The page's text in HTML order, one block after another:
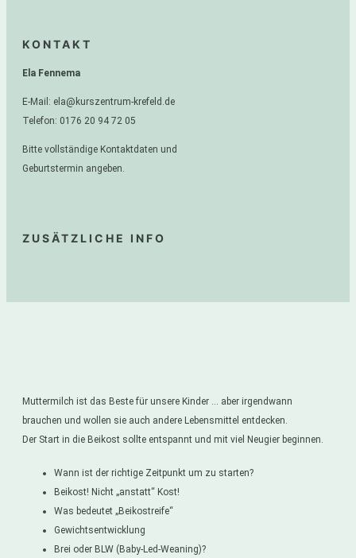
KONTAKT
Ela Fennema
E-Mail: ela@kurszentrum-krefeld.de
Telefon: 0176 20 94 72 05
Bitte vollständige Kontaktdaten und
Geburtstermin angeben.
ZUSÄTZLICHE INFO
Muttermilch ist das Beste für unsere Kinder … aber irgendwann
brauchen und wollen sie auch andere Lebensmittel entdecken.
Der Start in die Beikost sollte entspannt und mit viel Neugier beginnen.
Wann ist der richtige Zeitpunkt um zu starten?
Beikost! Nicht „anstatt“ Kost!
Was bedeutet „Beikostreife“
Gewichtsentwicklung
Brei oder BLW (Baby-Led-Weaning)?